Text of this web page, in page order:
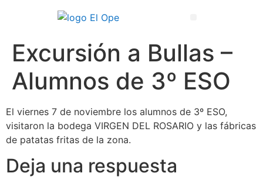
Excursión a Bullas –
Alumnos de 3º ESO
El viernes 7 de noviembre los alumnos de 3º ESO,
visitaron la bodega VIRGEN DEL ROSARIO y las fábricas
de patatas fritas de la zona.
Deja una respuesta